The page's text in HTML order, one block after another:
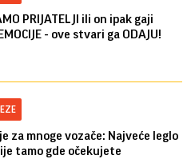
PRIJATELJI ili on ipak gaji
- ove stvari ga ODAJU!
za mnoge vozače: Najveće leglo
tamo gde očekujete